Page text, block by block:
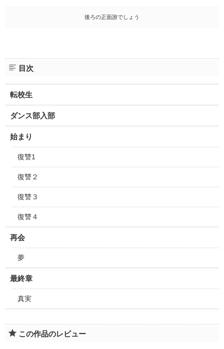
後ろの正面誰でしょう
目次
転校生
ダンス部入部
始まり
復讐1
復讐２
復讐３
復讐４
再会
夢
最終章
真実
この作品のレビュー